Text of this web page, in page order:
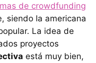
de crowdfunding
siendo la americana
La idea de
proyectos
está muy bien,